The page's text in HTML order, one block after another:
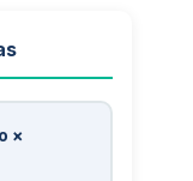
×